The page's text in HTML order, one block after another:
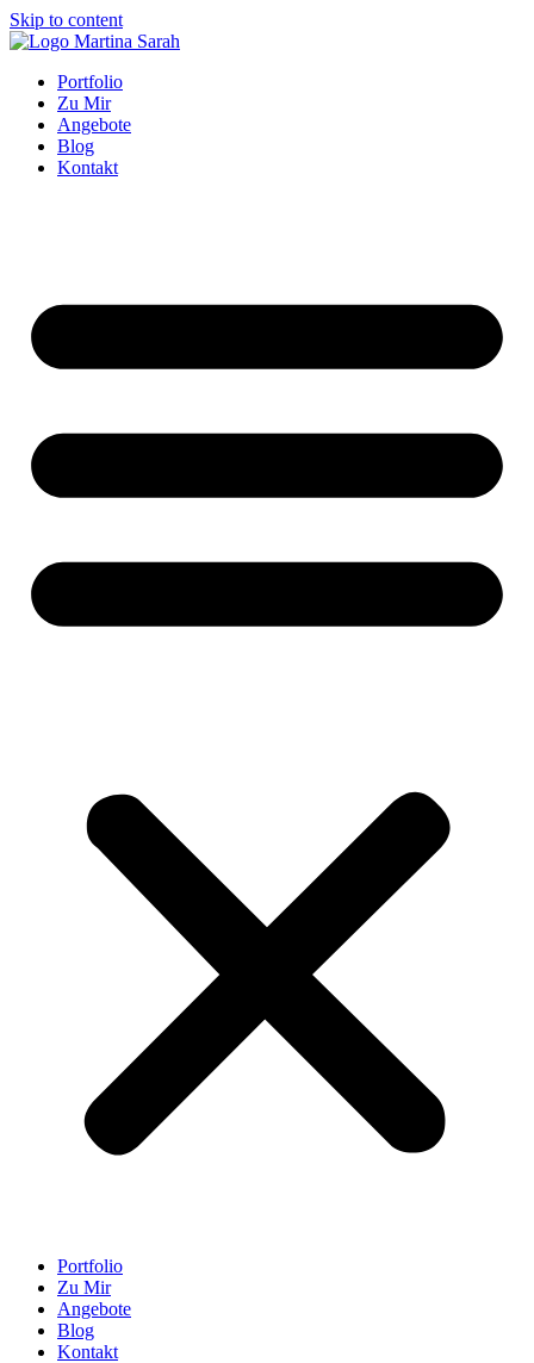
Skip to content
Portfolio
Zu Mir
Angebote
Blog
Kontakt
Portfolio
Zu Mir
Angebote
Blog
Kontakt